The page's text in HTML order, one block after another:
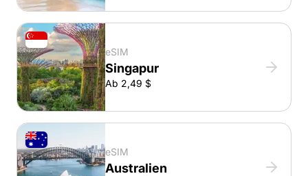
eSIM
Singapur
Ab 2,49 $
eSIM
Australien